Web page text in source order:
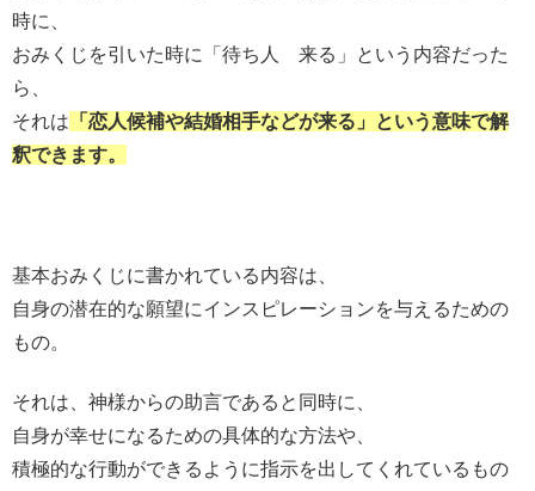
時に、
おみくじを引いた時に「待ち人 来る」という内容だった
ら、
それは 「恋人候補や結婚相手などが来る」という意味で解
釈できます。
基本おみくじに書かれている内容は、
自身の潜在的な願望にインスピレーションを与えるための
もの。
それは、神様からの助言であると同時に、
自身が幸せになるための具体的な方法や、
積極的な行動ができるように指示を出してくれているもの